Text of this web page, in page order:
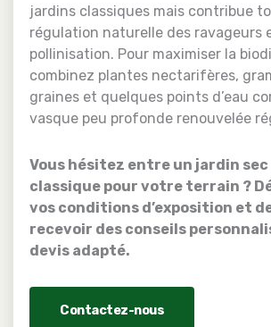
jardins classiques mais contribue
régulation naturelle des ravageurs
pollinisation. Pour maximiser la
combinez plantes nectarifères,
graines et quelques points d’eau
vasque peu profonde renouvelée
Vous hésitez entre un jardin
classique pour votre terrain ?
vos conditions d’exposition et
recevoir des conseils
devis adapté.
Contactez-nous